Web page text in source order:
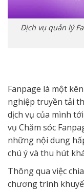
Dịch vụ quản lý
Fanpage là một
nghiệp truyền tải
dịch vụ của mình
vụ Chăm sóc
những nội dung
chú ý và thu hút
Thông qua việc
chương trình